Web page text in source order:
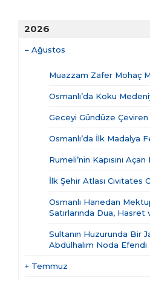
2026
– Ağustos
Muazzam Zafer Mohaç
Osmanlı’da Koku
Geceyi Gündüze
Osmanlı’da İlk Madalya
Rumeli’nin Kapısını
İlk Şehir Atlası Civitates
Osmanlı Hanedan
Satırlarında Dua, Hasret
Sultanın Huzurunda Bir
Abdülhalim Noda Efendi
+ Temmuz